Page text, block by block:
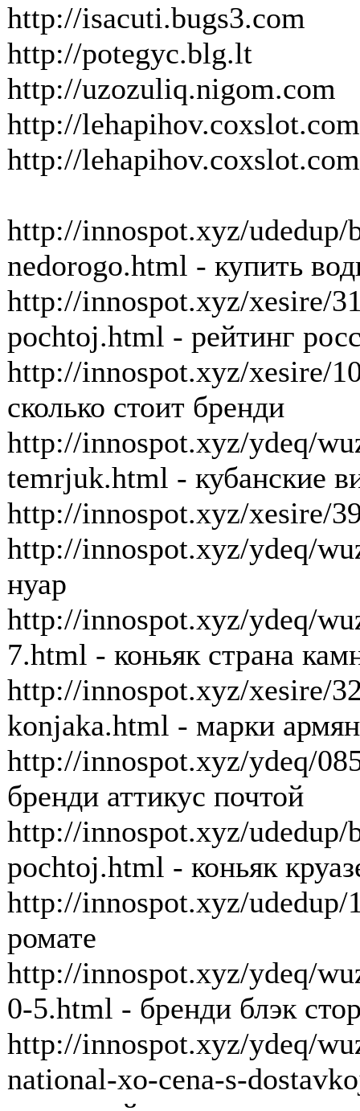
http://isacuti.bugs3.com
http://potegyc.blg.lt
http://uzozuliq.nigom.com
http://
http://
http://innospot.xyz/
nedorogo.html - купить
http://innospot.xyz/xesire/
pochtoj.html - рейтинг
http://innospot.xyz/xesire/
сколько стоит бренди
http://innospot.xyz/ydeq/
temrjuk.html - кубанские
http://innospot.xyz/xesire/
http://innospot.xyz/ydeq/
нуар
http://innospot.xyz/ydeq/
7.html - коньяк страна
http://innospot.xyz/xesire/
konjaka.html - марки
http://innospot.xyz/ydeq/
бренди аттикус почтой
http://innospot.xyz/udedup/
pochtoj.html - коньяк
http://innospot.xyz/
ромате
http://innospot.xyz/ydeq/
0-5.html - бренди блэк
http://innospot.xyz/ydeq/
national-xo-cena-s-